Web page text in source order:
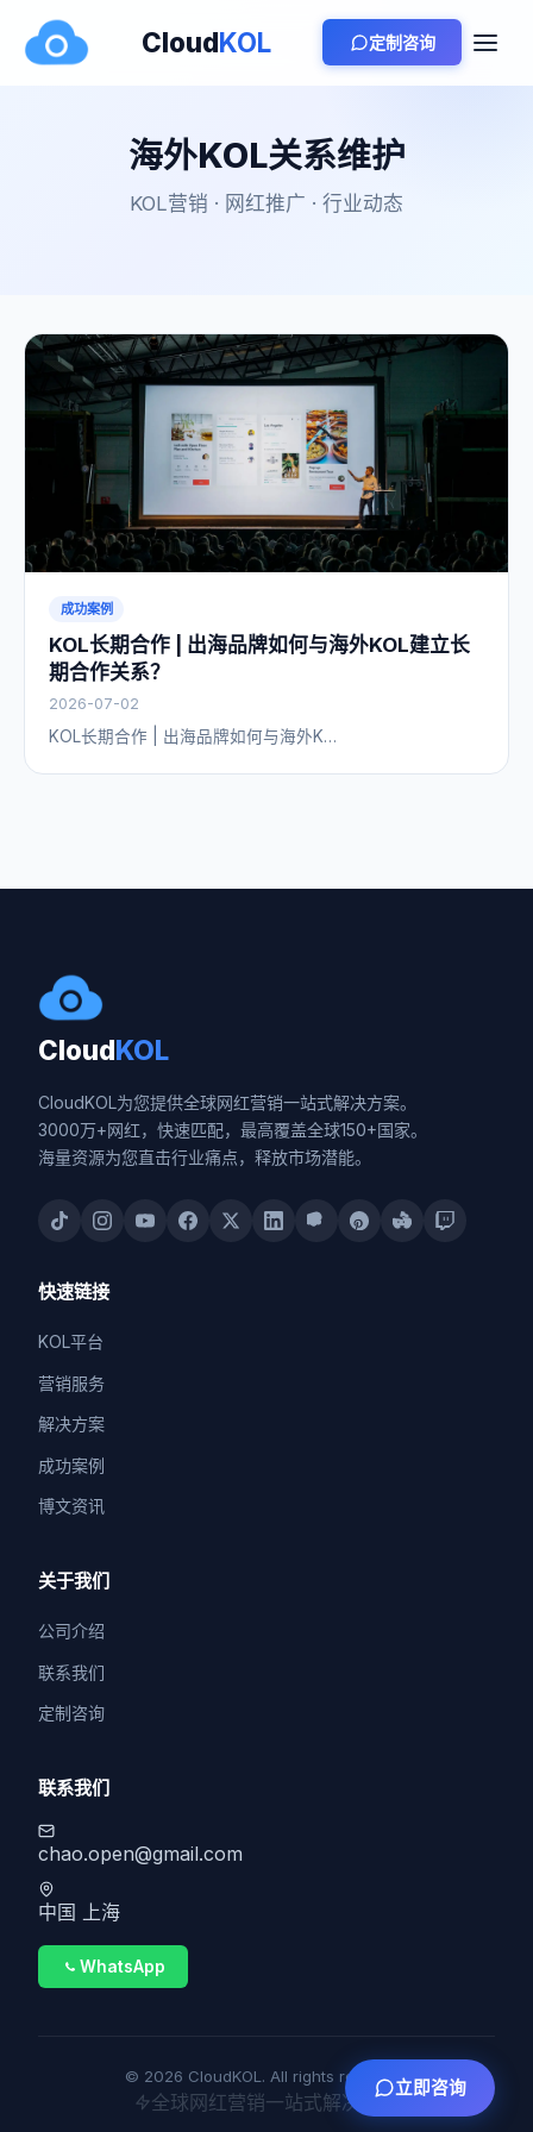
CloudKOL 定制咨询
海外KOL关系维护
KOL营销 · 网红推广 · 行业动态
成功案例
KOL长期合作 | 出海品牌如何与海外KOL建立长
期合作关系？
2026-07-02
KOL长期合作 | 出海品牌如何与海外K…
CloudKOL
CloudKOL为您提供全球网红营销一站式解决方案。
3000万+网红，快速匹配，最高覆盖全球150+国家。
海量资源为您直击行业痛点，释放市场潜能。
快速链接
KOL平台
营销服务
解决方案
成功案例
博文资讯
关于我们
公司介绍
联系我们
定制咨询
联系我们
chao.open@gmail.com
中国 上海
WhatsApp
© 2026 CloudKOL. All rights reserved.
全球网红营销一站式解决方案
立即咨询